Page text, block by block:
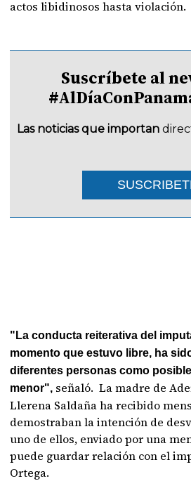
actos libidinosos hasta violación.
Suscríbete al
Las noticias que importan
"La conducta reiterativa del
momento que estuvo libre, ha
diferentes personas como
menor", señaló. La madre de
Llerena Saldaña ha recibido
demostraban la intención de
uno de ellos, enviado por una
puede guardar relación con el
Ortega.